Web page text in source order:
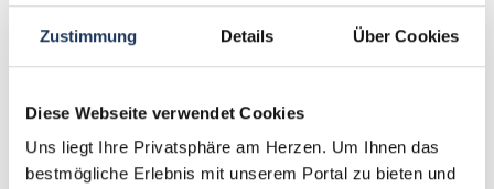
Zustimmung Details Über Cookies
Diese Webseite verwendet Cookies
Uns liegt Ihre Privatsphäre am Herzen. Um Ihnen das
bestmögliche Erlebnis mit unserem Portal zu bieten und
Ansprechpartner
Traumstelle in Ihrer Wunschregion. Bei Fragen zu
unserem Service stehe ich Ihnen gerne zur
Verfügung.